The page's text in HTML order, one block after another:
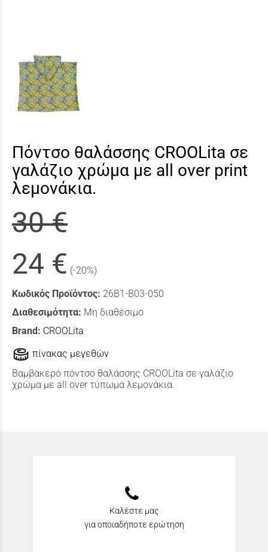
Πόντσο θαλάσσης CROOLita σε
γαλάζιο χρώμα με all over print
λεμονάκια.
30 €
24 € (-20%)
Κωδικός Προϊόντος: 26B1-B03-050
Διαθεσιμότητα: Μη διαθέσιμο
Brand: CROOLita
πίνακας μεγεθών
Βαμβακερό πόντσο θαλάσσης CROOLita σε γαλάζιο
χρώμα με all over τύπωμα λεμονάκια.
Καλέστε μας
για οποιαδήποτε ερώτηση